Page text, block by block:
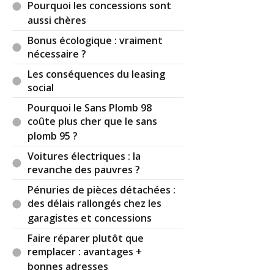
Réagir à ce commentaire
(Votre post sera visible sous le commentaire)
Pourquoi les concessions sont
aussi chères
Bonus écologique : vraiment
nécessaire ?
Les conséquences du leasing
social
Pourquoi le Sans Plomb 98
coûte plus cher que le sans
plomb 95 ?
Voitures électriques : la
revanche des pauvres ?
Pénuries de pièces détachées :
des délais rallongés chez les
garagistes et concessions
Faire réparer plutôt que
remplacer : avantages +
bonnes adresses